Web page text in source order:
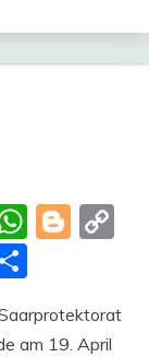
am 19. April